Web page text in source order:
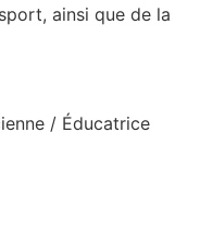
ainsi que de la
/ Éducatrice